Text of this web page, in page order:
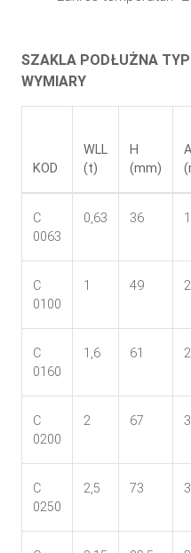
SZAKLA PODŁUŻNA
WYMIARY
KOD
WLL
(t)
H
(mm)
A
C
0063
0,63 36
C
0100
1 49
C
0160
1,6 61
C
0200
2 67
C
0250
2,5 73